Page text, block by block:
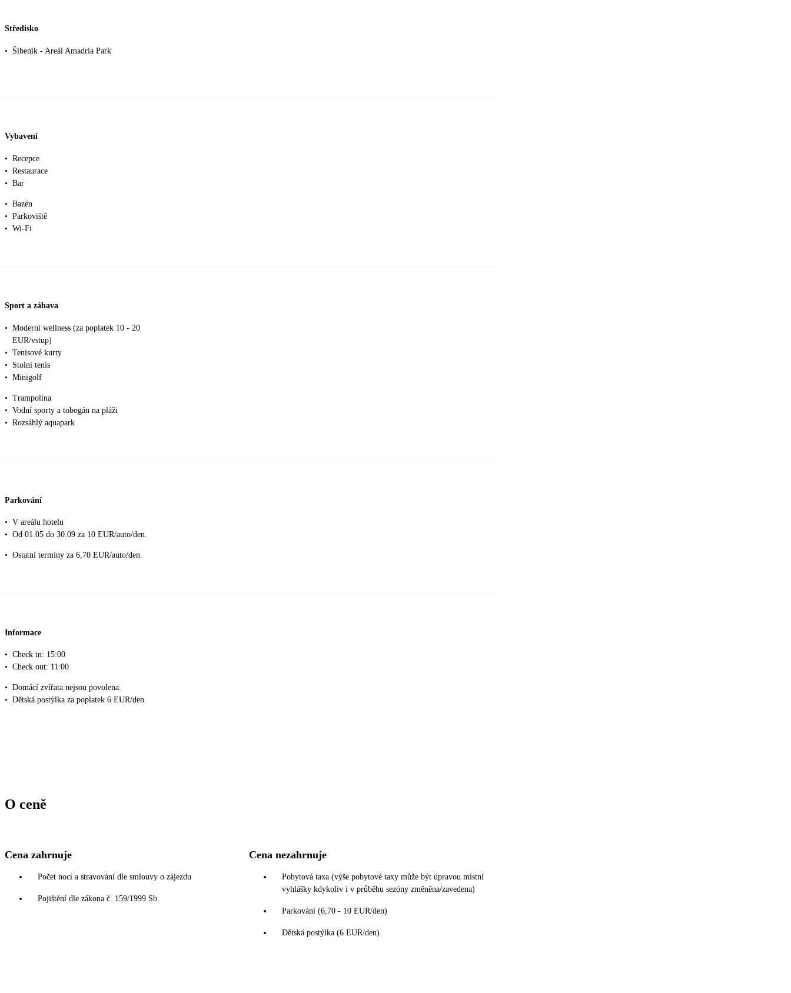
Středisko
• Šibenik - Areál Amadria Park
Vybavení
• Recepce
• Restaurace
• Bar
• Bazén
• Parkoviště
• Wi-Fi
Sport a zábava
• Moderní wellness (za poplatek 10 - 20
EUR/vstup)
• Tenisové kurty
•
Stolní tenis
• Minigolf
• Trampolína
• Vodní sporty a tobogán na pláži
• Rozsáhlý aquapark
Parkování
• V areálu hotelu
• Od 01.05 do 30.09 za 10 EUR/auto/den.
• Ostatní termíny za 6,70 EUR/auto/den.
Informace
• Check in: 15:00
• Check out: 11:00
• Domácí zvířata nejsou povolena.
• Dětská postýlka za poplatek 6 EUR/den.
O ceně
Cena zahrnuje
Počet nocí a stravování dle smlouvy o zájezdu
Pojištění dle zákona č. 159/1999 Sb.
Cena nezahrnuje
Pobytová taxa (výše pobytové taxy může být úpravou místní
vyhlášky kdykoliv i v průběhu sezóny změněna/zavedena)
Parkování (6,70 - 10 EUR/den)
Dětská postýlka (6 EUR/den)